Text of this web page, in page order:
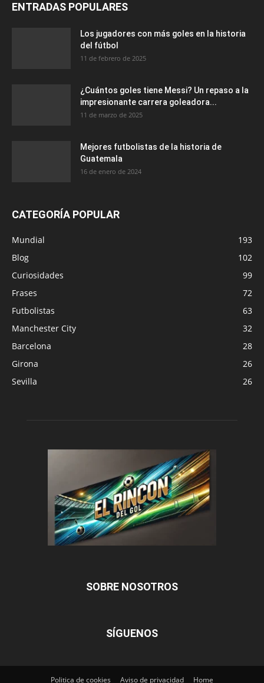
ENTRADAS POPULARES
Los jugadores con más goles en la historia
del fútbol
11 de febrero de 2025
¿Cuántos goles tiene Messi? Un repaso a la
impresionante carrera goleadora...
11 de marzo de 2025
Mejores futbolistas de la historia de
Guatemala
16 de enero de 2024
CATEGORÍA POPULAR
Mundial
193
Blog
102
Curiosidades
99
Frases
72
Futbolistas
63
Manchester City
32
Barcelona
28
Girona
26
Sevilla
26
SOBRE NOSOTROS
SÍGUENOS
Politica de cookies Aviso de privacidad Home